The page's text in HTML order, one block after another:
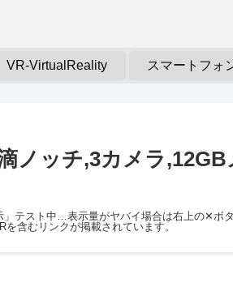
VR-VirtualReality スマートフォ
ノッチ,3カメラ
テスト中…表示量がヤバイ場合は右上の✕ボ
含むリンクが掲載されています。